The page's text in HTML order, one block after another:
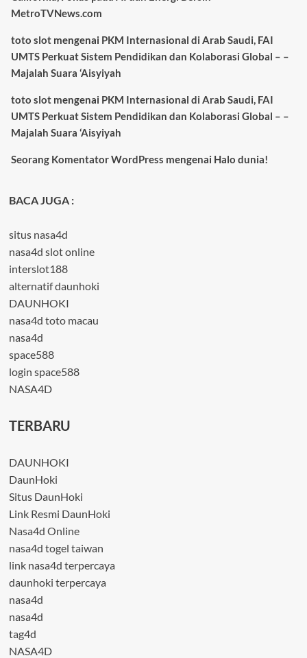
MetroTVNews.com
toto slotmengenai PKM Internasional di Arab Saudi, FAI
UMTS Perkuat Sistem Pendidikan dan Kolaborasi Global – –
Majalah Suara ‘Aisyiyah
toto slotmengenai PKM Internasional di Arab Saudi, FAI
UMTS Perkuat Sistem Pendidikan dan Kolaborasi Global – –
Majalah Suara ‘Aisyiyah
Seorang Komentator WordPress mengenai Halo dunia!
BACA JUGA :
situs nasa4d
nasa4d slot online
interslot188
alternatif daunhoki
DAUNHOKI
nasa4d toto macau
nasa4d
space588
login space588
NASA4D
TERBARU
DAUNHOKI
DaunHoki
Situs DaunHoki
Link Resmi DaunHoki
Nasa4d Online
nasa4d togel taiwan
link nasa4d terpercaya
daunhoki terpercaya
nasa4d
nasa4d
tag4d
NASA4D